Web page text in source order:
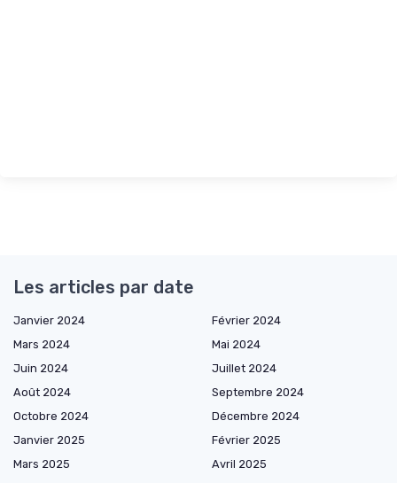
Les articles par date
Janvier 2024
Février 2024
Mars 2024
Mai 2024
Juin 2024
Juillet 2024
Août 2024
Septembre 2024
Octobre 2024
Décembre 2024
Janvier 2025
Février 2025
Mars 2025
Avril 2025